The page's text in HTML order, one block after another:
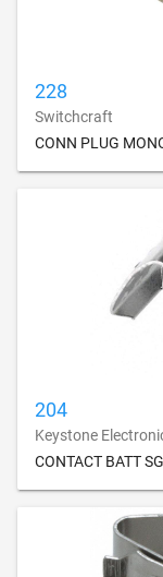
228
Switchcraft
CONN PLUG
204
Keystone
CONTACT BATT